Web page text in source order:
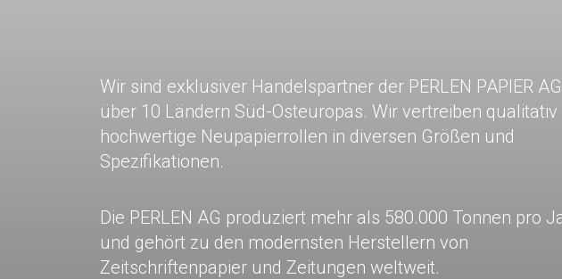
Wir sind exklusiver Handelspartner der PERLEN PAPIER
über 10 Ländern Süd-Osteuropas. Wir vertreiben qualitativ
hochwertige Neupapierrollen in diversen Größen und
Spezifikationen.
Die PERLEN AG produziert mehr als 580.000 Tonnen pro
und gehört zu den modernsten Herstellern von
Zeitschriftenpapier und Zeitungen weltweit.